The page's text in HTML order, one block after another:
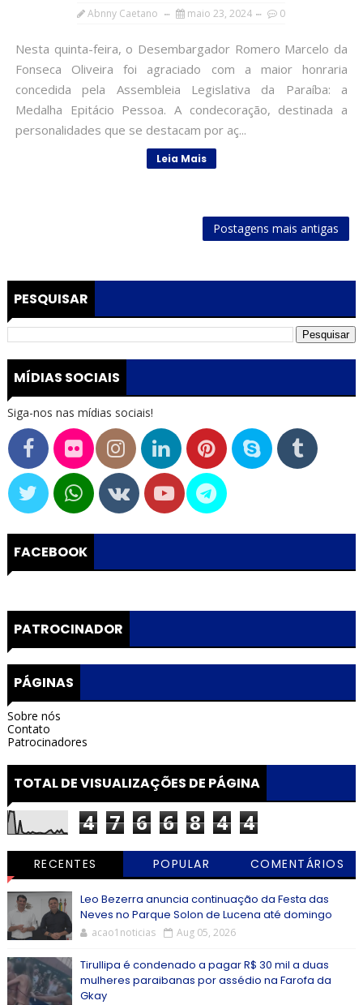
Abnny Caetano maio 23, 2024 0
Nesta quinta-feira, o Desembargador Romero Marcelo da
Fonseca Oliveira foi agraciado com a maior honraria
concedida pela Assembleia Legislativa da Paraíba: a
Medalha Epitácio Pessoa. A condecoração, destinada a
personalidades que se destacam por aç...
Leia Mais
Postagens mais antigas
PESQUISAR
MÍDIAS SOCIAIS
Siga-nos nas mídias sociais!
FACEBOOK
PATROCINADOR
PÁGINAS
Sobre nós
Contato
Patrocinadores
TOTAL DE VISUALIZAÇÕES DE PÁGINA
4 7 6 6 8 4 4
RECENTES POPULAR COMENTÁRIOS
Leo Bezerra anuncia continuação da Festa das
Neves no Parque Solon de Lucena até domingo
acao1noticias Aug 05, 2026
Tirullipa é condenado a pagar R$ 30 mil a duas
mulheres paraibanas por assédio na Farofa da
Gkay